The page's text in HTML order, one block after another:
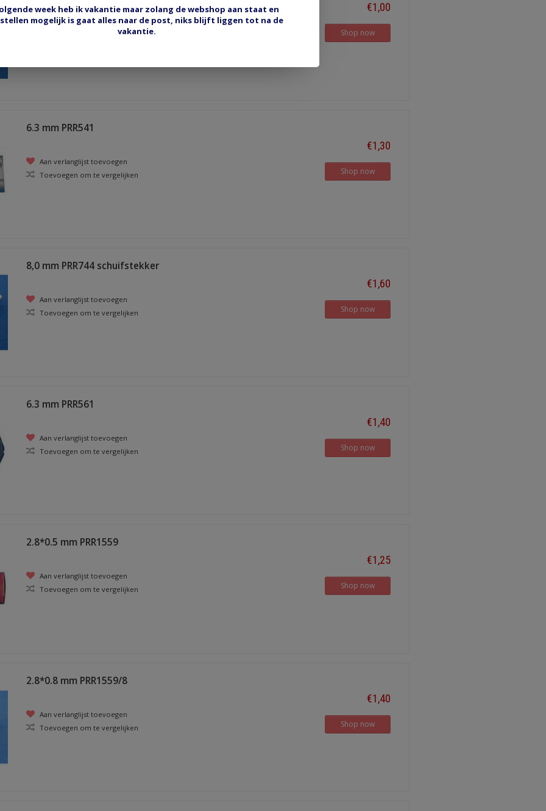
Aan verlanglijst toevoegen
Toevoegen om te vergelijken
€1,00
Shop now
6.3 mm PRR541
Aan verlanglijst toevoegen
Toevoegen om te vergelijken
€1,30
Shop now
8,0 mm PRR744 schuifstekker
Aan verlanglijst toevoegen
Toevoegen om te vergelijken
€1,60
Shop now
6.3 mm PRR561
Aan verlanglijst toevoegen
Toevoegen om te vergelijken
€1,40
Shop now
2.8*0.5 mm PRR1559
Aan verlanglijst toevoegen
Toevoegen om te vergelijken
€1,25
Shop now
2.8*0.8 mm PRR1559/8
Aan verlanglijst toevoegen
Toevoegen om te vergelijken
€1,40
Shop now
week heb ik vakantie maar zolang de webshop aan staat en
mogelijk is gaat alles naar de post, niks blijft liggen tot na de
vakantie.